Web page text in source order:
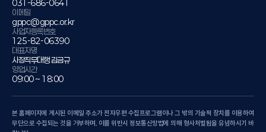
031-686-0641
이메일
gppc@gppc.or.kr
사업자등록번호
125-82-06390
대표자명
사장직무대행 김금규
영업시간
09:00 ~ 18:00
본 홈페이지에 게시된 이메일 주소가 전자우편 수집프로그램이나 그 밖의 기술적 장치를 이용하여
무단으로 수집되는 것을 거부하며, 이를 위반시 정보통신망법에 의해 형사처벌됨을 유념하시기 바